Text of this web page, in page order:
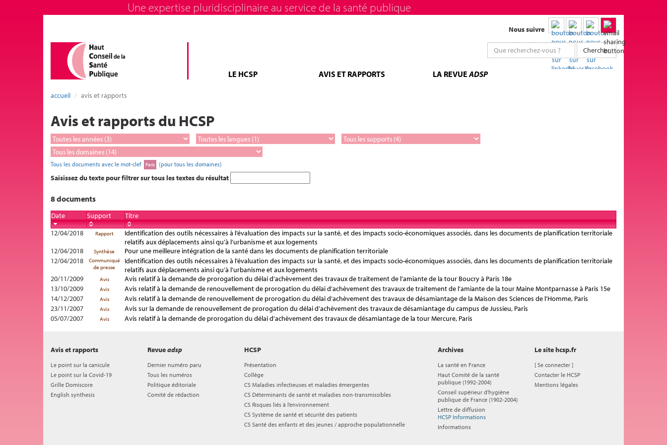
Une expertise pluridisciplinaire au service de la santé publique
Nous suivre
Chercher
LE HCSP AVIS ET RAPPORTS LA REVUEADSP
accueil avis et rapports
Avis et rapports du HCSP
Tous les documents avec le mot-clef Paris (pour tous les domaines)
Saisissez du texte pour filtrer sur tous les textes du résultat
8 documents
Date Support
Titre
12/04/2018
Rapport
Identification des outils nécessaires à l’évaluation des impacts sur la santé, et des impacts socio-économiques associés, dans les documents de planification territoriale
relatifs aux déplacements ainsi qu’à l’urbanisme et aux logements
12/04/2018
Synthèse
Pour une meilleure intégration de la santé dans les documents de planification territoriale
12/04/2018
Communiqué
de presse
Identification des outils nécessaires à l’évaluation des impacts sur la santé, et des impacts socio-économiques associés, dans les documents de planification territoriale
relatifs aux déplacements ainsi qu’à l’urbanisme et aux logements
20/11/2009
Avis
Avis relatif à la demande de prorogation du délai d’achèvement des travaux de traitement de l’amiante de la tour Boucry à Paris 18e
13/10/2009
Avis
Avis relatif à la demande de renouvellement de prorogation du délai d’achèvement des travaux de traitement de l’amiante de la tour Maine Montparnasse à Paris 15e
14/12/2007
Avis
Avis relatif à la demande de renouvellement de prorogation du délai d’achèvement des travaux de désamiantage de la Maison des Sciences de l’Homme, Paris
23/11/2007
Avis
Avis sur la demande de renouvellement de prorogation du délai d’achèvement des travaux de désamiantage du campus de Jussieu, Paris
05/07/2007
Avis Avis relatif à la demande de prorogation du délai d’achèvement des travaux de désamiantage de la tour Mercure, Paris
HCSP
Présentation
Collège
CS Maladies infectieuses et maladies émergentes
CS Déterminants de santé et maladies non-transmissibles
CS Risques liés à l’environnement
CS Système de santé et sécurité des patients
CS Santé des enfants et des jeunes / approche populationnelle
Avis et rapports
Le point sur la canicule
Le point sur la Covid-19
Grille Domiscore
English synthesis
Revueadsp
Dernier numéro paru
Tous les numéros
Politique éditoriale
Comité de rédaction
Archives
La santé en France
Haut Comité de la santé
publique (1992-2004)
Conseil supérieur d'hygiène
publique de France (1902-2004)
Lettre de diffusion
HCSP Informations
Informations
Le site hcsp.fr
[Se connecter ]
Contacter le HCSP
Mentions légales